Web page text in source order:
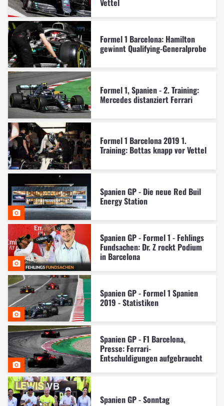
Vettel
Formel 1 Barcelona: Hamilton
gewinnt Qualifying-Generalprobe
Formel 1, Spanien - 2. Training:
Mercedes distanziert Ferrari
Formel 1 Barcelona 2019 1.
Training: Bottas knapp vor Vettel
Spanien GP - Die neue Red Buil
Energy Station
Spanien GP - Formel 1 - Fehlings
Fundsachen: Dr. Z rockt Podium
in Barcelona
Spanien GP - Formel 1 Spanien
2019 - Statistiken
Spanien GP - F1 Barcelona,
Presse: Ferrari-
Entschuldigungen aufgebraucht
Spanien GP - Sonntag